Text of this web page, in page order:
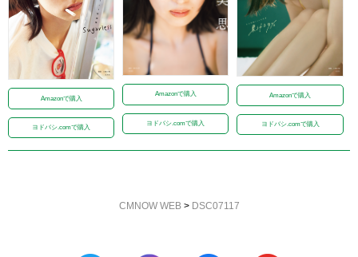
Amazonで購入
ヨドバシ.comで購入
Amazonで購入
ヨドバシ.comで購入
Amazonで購入
ヨドバシ.comで購入
CMNOW WEB> DSC07117